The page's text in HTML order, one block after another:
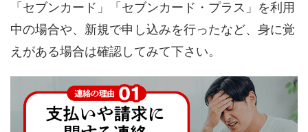
「セブンカード」「セブンカード・プラス」を利用
中の場合や、新規で申し込みを行ったなど、身に覚
えがある場合は確認してみて下さい。